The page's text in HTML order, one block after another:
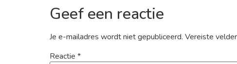
Geef een reactie
Je e-mailadres wordt niet gepubliceerd. Vereiste
Reactie *